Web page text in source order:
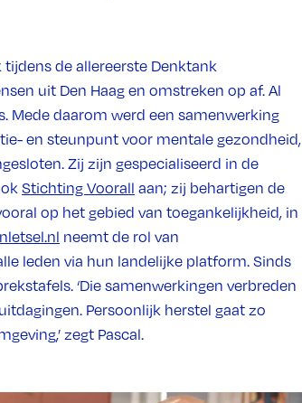
de allereerste Denktank
uit Den Haag en omstreken op af. Al
Mede daarom werd een samenwerking
en steunpunt voor mentale gezondheid,
Zij zijn gespecialiseerd in de
Stichting Voorall aan; zij behartigen de
op het gebied van toegankelijkheid, in
neemt de rol van
leden via hun landelijke platform. Sinds
‘Die samenwerkingen verbreden
Persoonlijk herstel gaat zo
zegt Pascal.